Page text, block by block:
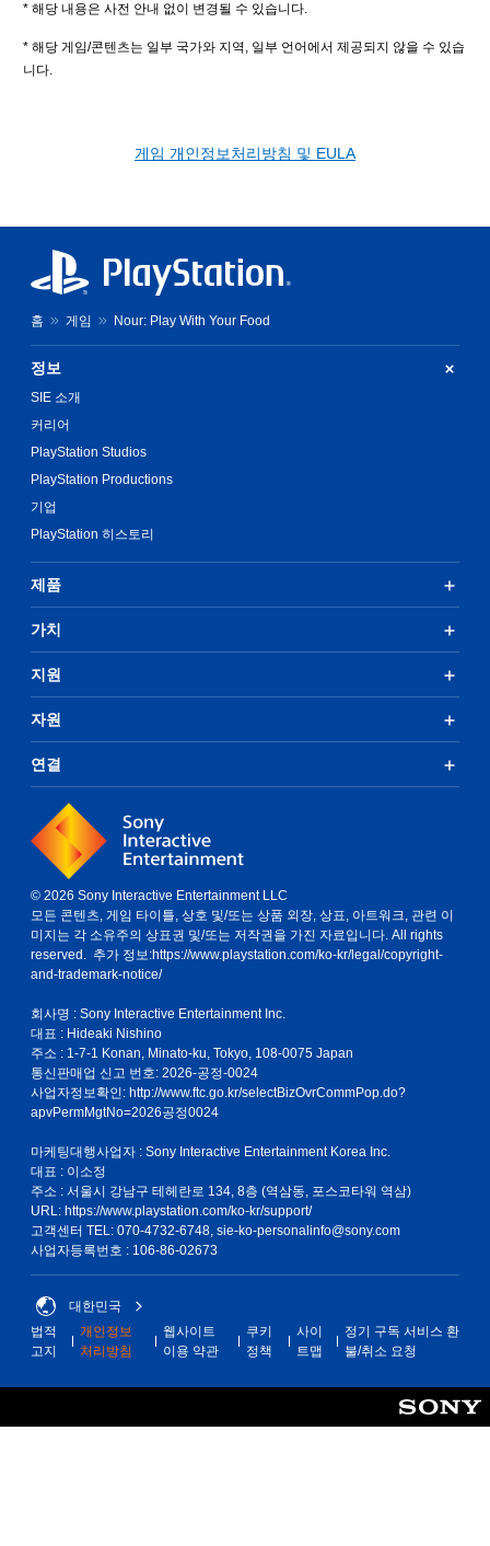
* 해당 내용은 사전 안내 없이 변경될 수 있습니다.
* 해당 게임/콘텐츠는 일부 국가와 지역, 일부 언어에서 제공되지 않을 수 있습
니다.
게임 개인정보처리방침 및 EULA
홈 게임 Nour: Play With Your Food
정보
SIE 소개
커리어
PlayStation Studios
PlayStation Productions
기업
PlayStation 히스토리
제품
가치
지원
자원
연결
© 2026 Sony Interactive Entertainment LLC
모든 콘텐츠, 게임 타이틀, 상호 및/또는 상품 외장, 상표, 아트워크, 관련 이
미지는 각 소유주의 상표권 및/또는 저작권을 가진 자료입니다. All rights
reserved. 추가 정보:https://www.playstation.com/ko-kr/legal/copyright-
and-trademark-notice/
회사명 : Sony Interactive Entertainment Inc.
대표 : Hideaki Nishino
주소 : 1-7-1 Konan, Minato-ku, Tokyo, 108-0075 Japan
통신판매업 신고 번호: 2026-공정-0024
사업자정보확인: http://www.ftc.go.kr/selectBizOvrCommPop.do?
apvPermMgtNo=2026공정0024
마케팅대행사업자 : Sony Interactive Entertainment Korea Inc.
대표 : 이소정
주소 : 서울시 강남구 테헤란로 134, 8층 (역삼동, 포스코타워 역삼)
URL: https://www.playstation.com/ko-kr/support/
고객센터 TEL: 070-4732-6748, sie-ko-personalinfo@sony.com
사업자등록번호 : 106-86-02673
대한민국
법적
고지
개인정보
처리방침
웹사이트
이용 약관
쿠키
정책
사이
트맵
정기 구독 서비스 환
불/취소 요청